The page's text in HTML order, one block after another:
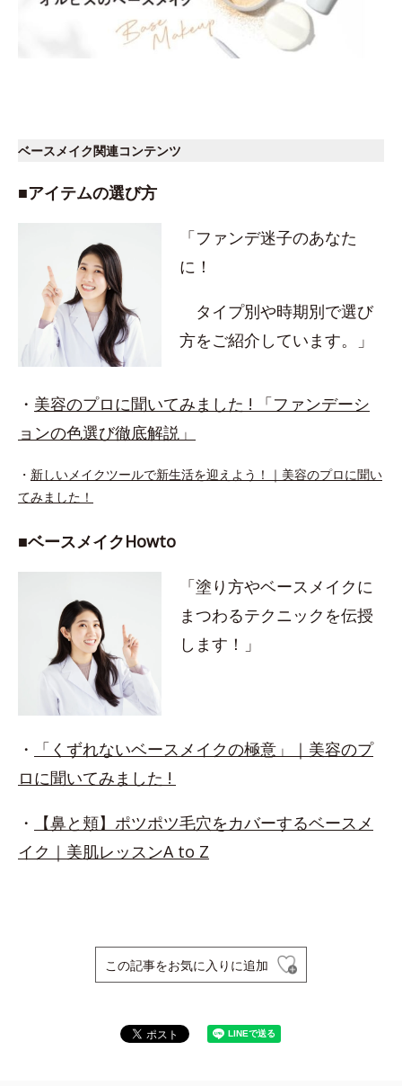
ベースメイク関連コンテンツ
■アイテムの選び方
「ファンデ迷子のあなた
に！
タイプ別や時期別で選び
方をご紹介しています。」
・ 美容のプロに聞いてみました ! 「ファンデーシ
ョンの色選び徹底解説」
・ 新しいメイクツールで新生活を迎えよう！｜美容のプロに聞い
てみました！
■ベースメイクHowto
「塗り方やベースメイクに
まつわるテクニックを伝授
します！」
・
「くずれないベースメイクの極意」｜美容のプ
ロに聞いてみました !
・
【鼻と頬】ポツポツ毛穴をカバーするベースメ
イク｜美肌レッスンA to Z
この記事をお気に入りに追加